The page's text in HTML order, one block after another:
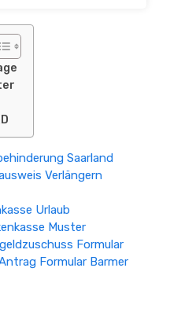
Saarland
Verlängern
Urlaub
Muster
Formular
Formular Barmer